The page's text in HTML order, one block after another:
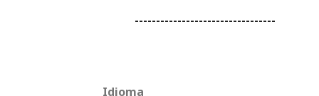
---------------------------------
Idioma